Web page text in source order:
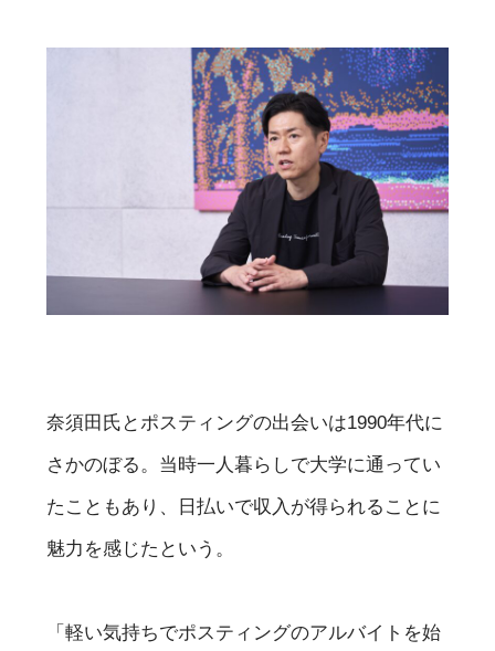
奈須田氏とポスティングの出会いは1990年代に
さかのぼる。当時一人暮らしで大学に通ってい
たこともあり、日払いで収入が得られることに
魅力を感じたという。
「軽い気持ちでポスティングのアルバイトを始